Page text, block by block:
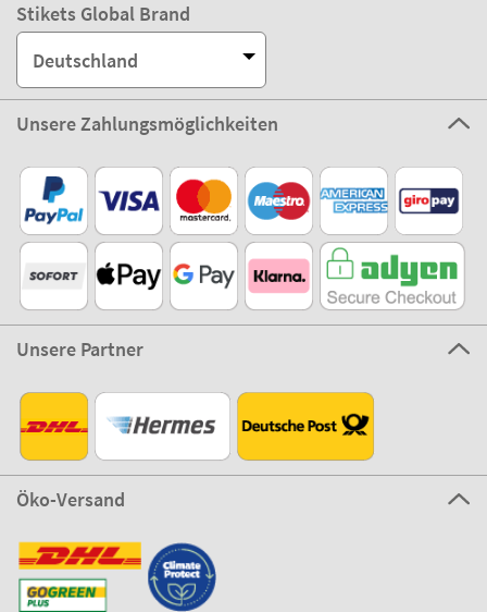
Stikets Global Brand
Deutschland
Unsere Zahlungsmöglichkeiten
Unsere Partner
Öko-Versand